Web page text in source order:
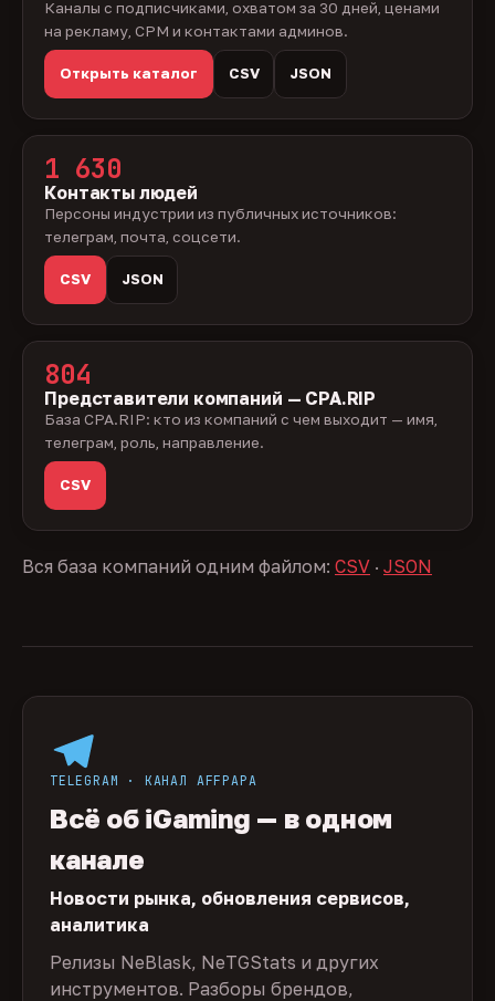
Каналы с подписчиками, охватом за 30 дней, ценами
на рекламу, CPM и контактами админов.
Открыть каталог CSV JSON
1 630
Контакты людей
Персоны индустрии из публичных источников:
телеграм, почта, соцсети.
CSV JSON
804
Представители компаний — CPA.RIP
База CPA.RIP: кто из компаний с чем выходит — имя,
телеграм, роль, направление.
CSV
Вся база компаний одним файлом: CSV · JSON
TELEGRAM · КАНАЛ AFFPAPA
Всё об iGaming — в одном
канале
Новости рынка, обновления сервисов,
аналитика
Релизы NeBlask, NeTGStats и других
инструментов. Разборы брендов,